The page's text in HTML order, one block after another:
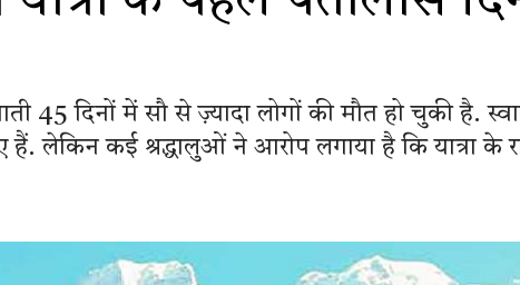
45 दिनों में सौ से ज़्यादा लोगों की मौत हो चुकी है.
लेकिन कई श्रद्धालुओं ने आरोप लगाया है कि यात्रा के